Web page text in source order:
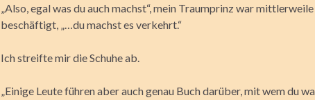
„Also, egal was du auch machst“, mein Traumprinz war
beschäftigt, „…du machst es verkehrt.“
Ich streifte mir die Schuhe ab.
„Einige Leute führen aber auch genau Buch darüber, mit wem du